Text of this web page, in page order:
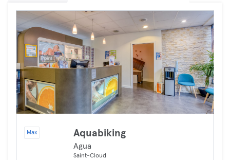
Max Aquabiking
Agua
Saint-Cloud